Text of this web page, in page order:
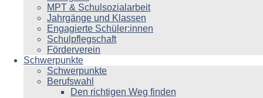
MPT & Schulsozialarbeit
Jahrgänge und Klassen
Engagierte Schüler:innen
Schulpflegschaft
Förderverein
Schwerpunkte
Schwerpunkte
Berufswahl
Den richtigen Weg finden